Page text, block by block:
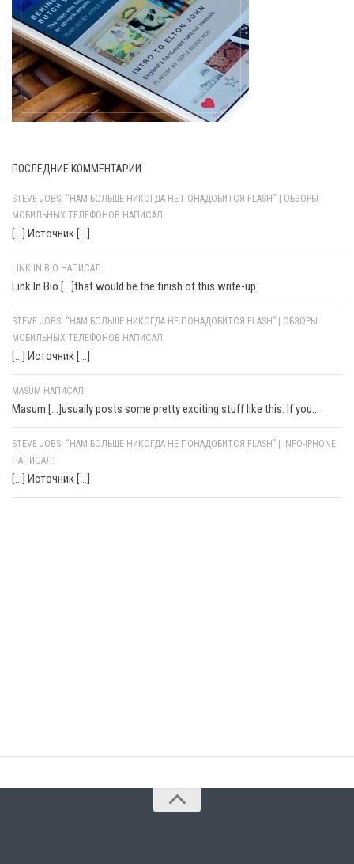
ПОСЛЕДНИЕ КОММЕНТАРИИ
STEVE JOBS: "НАМ БОЛЬШЕ НИКОГДА НЕ ПОНАДОБИТСЯ FLASH" | ОБЗОРЫ
МОБИЛЬНЫХ ТЕЛЕФОНОВ НАПИСАЛ:
[…] Источник […]
LINK IN BIO НАПИСАЛ:
Link In Bio [...]that would be the finish of this write-up.
STEVE JOBS: “НАМ БОЛЬШЕ НИКОГДА НЕ ПОНАДОБИТСЯ FLASH” | ОБЗОРЫ
МОБИЛЬНЫХ ТЕЛЕФОНОВ НАПИСАЛ:
[…] Источник […]
MASUM НАПИСАЛ:
Masum [...]usually posts some pretty exciting stuff like this. If you...
STEVE JOBS: “НАМ БОЛЬШЕ НИКОГДА НЕ ПОНАДОБИТСЯ FLASH” | INFO-IPHONE
НАПИСАЛ:
[…] Источник […]